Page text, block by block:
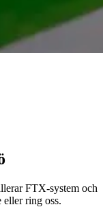
FTX-system och
eller ring oss.